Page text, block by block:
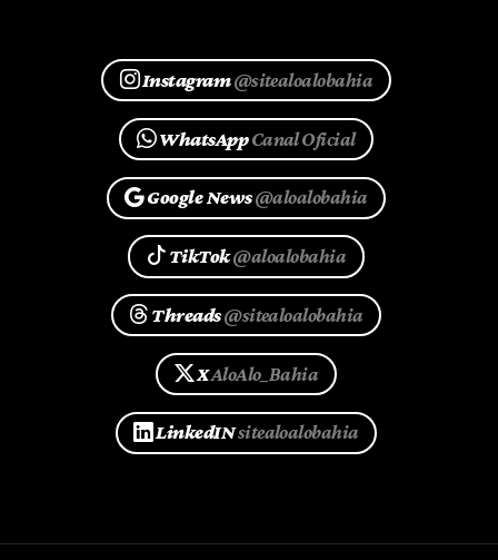
Instagram@sitealoalobahia
WhatsAppCanal Oficial
Google News@aloalobahia
TikTok@aloalobahia
Threads@sitealoalobahia
XAloAlo_Bahia
LinkedINsitealoalobahia